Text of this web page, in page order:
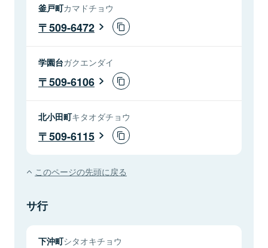
釜戸町カマドチョウ
509-6472
学園台ガクエンダイ
509-6106
北小田町キタオダチョウ
509-6115
このページの先頭に戻る
サ行
下沖町シタオキチョウ